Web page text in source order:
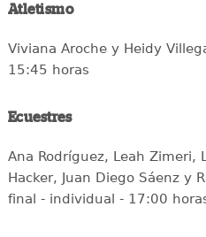
Atletismo
Viviana Aroche y Heidy
15:45 horas
Ecuestres
Ana Rodríguez, Leah Zimeri,
Hacker, Juan Diego Sáenz y
final - individual - 17:00